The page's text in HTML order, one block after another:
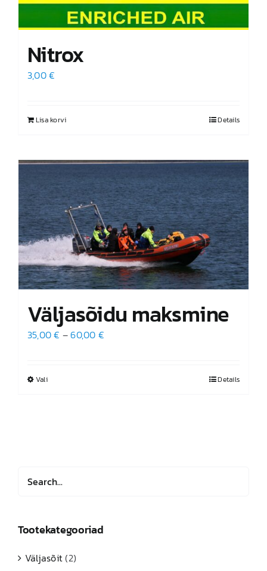
Nitrox
3,00€
Lisa korvi Details
Väljasõidu maksmine
35,00€ –60,00 €
ValiSellel
saab
Details
Tootekategooriad
Väljasõit(2)